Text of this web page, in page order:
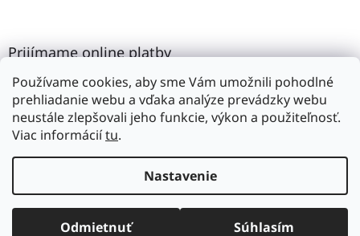
Používame cookies, aby sme Vám umožnili pohodlné
prehliadanie webu a vďaka analýze prevádzky webu
neustále zlepšovali jeho funkcie, výkon a použiteľnosť.
Viac informáciítu.
Nastavenie
Odmietnuť Súhlasím
Prijímame online platby
Copyright 2026SILMAR. Všetky práva vyhradené.Upraviť
nastavenie cookies